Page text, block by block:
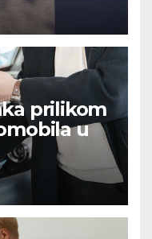
prilikom
u